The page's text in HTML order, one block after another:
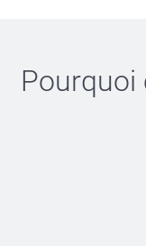
Pourquoi